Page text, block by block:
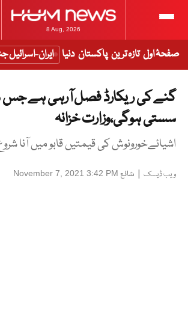
8 Aug, 2026
صفحۂ اول تازہ ترین پاکستان دنیا ایران-
گنے کی ریکارڈ فصل آرہی ہے
سستی ہوگی،وزارت خزانہ
اشیائےخورونوش کی قیمتیں قابو میں آنا
ویب ڈیسک | شائع November 7, 2021 3:42 PM